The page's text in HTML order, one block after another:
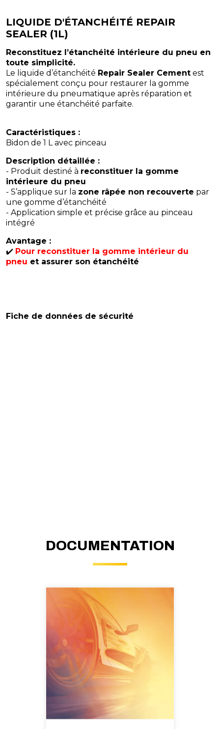
LIQUIDE D'ÉTANCHÉITÉ REPAIR
SEALER (1L)
Reconstituez l’étanchéité intérieure du pneu en
toute simplicité.
Le liquide d’étanchéité Repair Sealer Cement est
spécialement conçu pour restaurer la gomme
intérieure du pneumatique après réparation et
garantir une étanchéité parfaite.
Caractéristiques :
Bidon de 1 L avec pinceau
Description détaillée :
- Produit destiné à reconstituer la gomme
intérieure du pneu
- S’applique sur la zone râpée non recouverte par
une gomme d’étanchéité
- Application simple et précise grâce au pinceau
intégré
Avantage :
✔️ Pour reconstituer la gomme intérieur du
pneu et assurer son étanchéité
Fiche de données de sécurité
DOCUMENTATION